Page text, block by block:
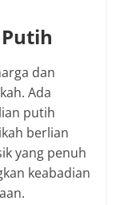
dan
Ada
putih
berlian
yang penuh
keabadian